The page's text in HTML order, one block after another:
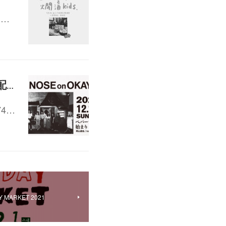
…
12/19(日) 15:00〜 第４回 ペパーランドの始まり（1974-1988）(配信・アーカイブ視聴あり)
MARKET 2021